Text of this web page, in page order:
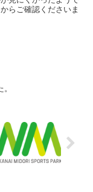
らご確認くださいま